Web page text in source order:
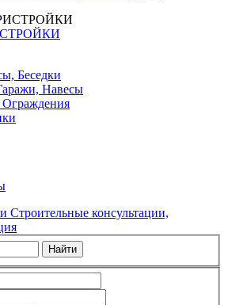
Беседки
Навесы
Ограждения
Строительные консультации,